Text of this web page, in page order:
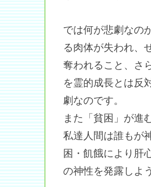
では何が悲劇なの
る肉体が失われ、
奪われること、さ
を霊的成長とは反
劇なのです。
また「貧困」が進
私達人間は誰もが
困・飢餓により肝
の神性を発露しよ